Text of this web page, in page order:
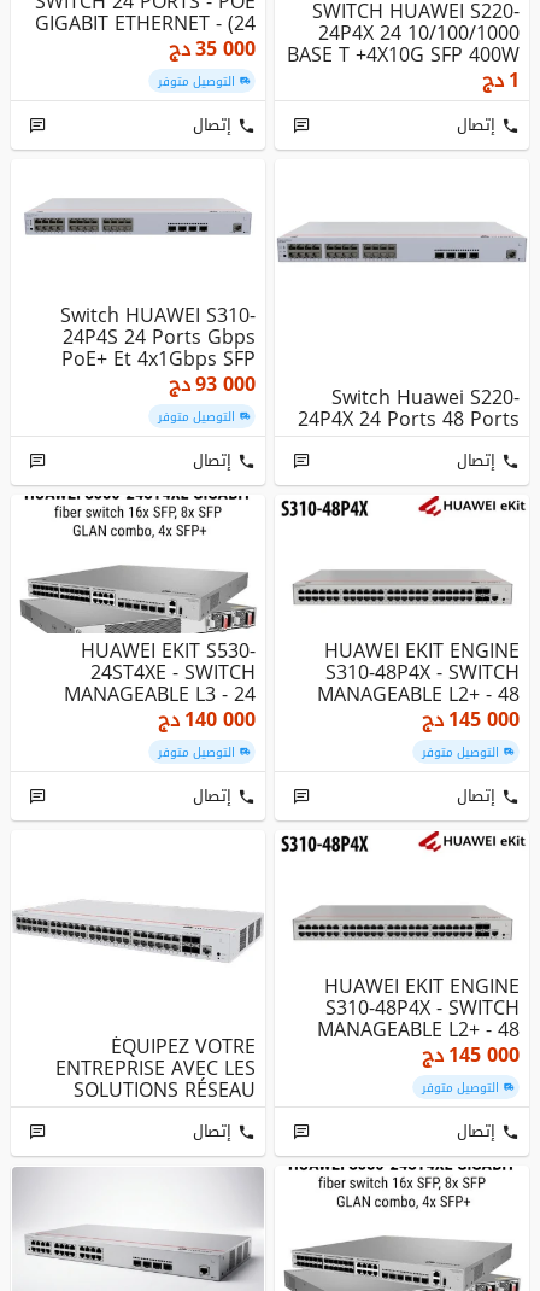
SWITCH HUAWEI S220-
24P4X 24 10/100/1000
BASE T +4X10G SFP 400W
POE+
1دج
إتصال
GIGABIT ETHERNET - (24
POE ...
35 000دج
التوصيل متوفر
إتصال
Switch Huawei S220-
24P4X 24 Ports 48 Ports
إتصال
Switch HUAWEI S310-
24P4S 24 Ports Gbps
PoE+ Et 4x1Gbps SFP
93 000دج
التوصيل متوفر
إتصال
HUAWEI EKIT ENGINE
S310-48P4X - SWITCH
MANAGEABLE L2+ - 48
PORTS GIGAB...
145 000دج
التوصيل متوفر
إتصال
HUAWEI EKIT S530-
24ST4XE - SWITCH
MANAGEABLE L3 - 24
PORTS SFP GIGABIT...
140 000دج
التوصيل متوفر
إتصال
HUAWEI EKIT ENGINE
S310-48P4X - SWITCH
MANAGEABLE L2+ - 48
PORTS GIGAB...
145 000دج
التوصيل متوفر
إتصال
ÉQUIPEZ VOTRE
ENTREPRISE AVEC LES
SOLUTIONS RÉSEAU
HUAWEI Switchs Man...
إتصال